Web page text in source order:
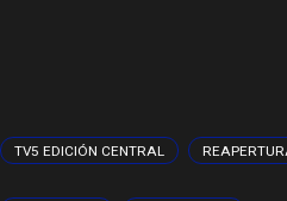
TV5 EDICIÓN CENTRAL